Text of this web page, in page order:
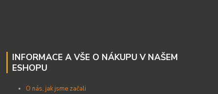
INFORMACE A VŠE O NÁKUPU V NAŠEM
ESHOPU
O nás, jak jsme začali